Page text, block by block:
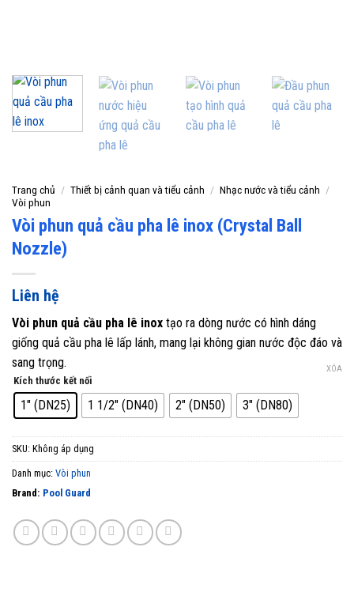
Trang chủ / Thiết bị cảnh quan và tiểu cảnh / Nhạc nước và tiểu cảnh /
Vòi phun
Vòi phun quả cầu pha lê inox (Crystal Ball
Nozzle)
Liên hệ
Vòi phun quả cầu pha lê inox tạo ra dòng nước có hình dáng
giống quả cầu pha lê lấp lánh, mang lại không gian nước độc đáo và
sang trọng.
Kích thước kết nối
1" (DN25) 1 1/2" (DN40) 2" (DN50) 3" (DN80)
XÓA
SKU: Không áp dụng
Danh mục: Vòi phun
Brand: Pool Guard